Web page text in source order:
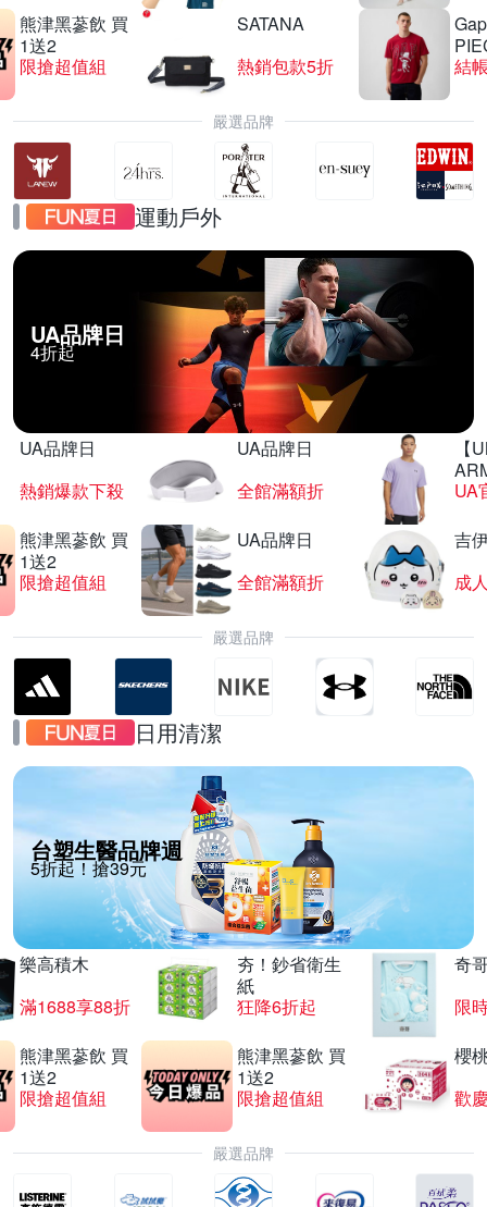
熊津黑蔘飲 買
1送2
限搶超值組
SATANA
熱銷包款5折
結
嚴選品牌
運動戶外
UA品牌日
4折起
UA品牌日
熱銷爆款下殺
UA品牌日
全館滿額折
【
UA
熊津黑蔘飲 買
1送2
限搶超值組
UA品牌日
全館滿額折
吉
嚴選品牌
日用清潔
台塑生醫品牌週
5折起！搶39元
樂高積木
滿1688享88折
夯！鈔省衛生
紙
狂降6折起
奇
限
熊津黑蔘飲 買
1送2
限搶超值組
熊津黑蔘飲 買
1送2
限搶超值組
櫻
歡
嚴選品牌